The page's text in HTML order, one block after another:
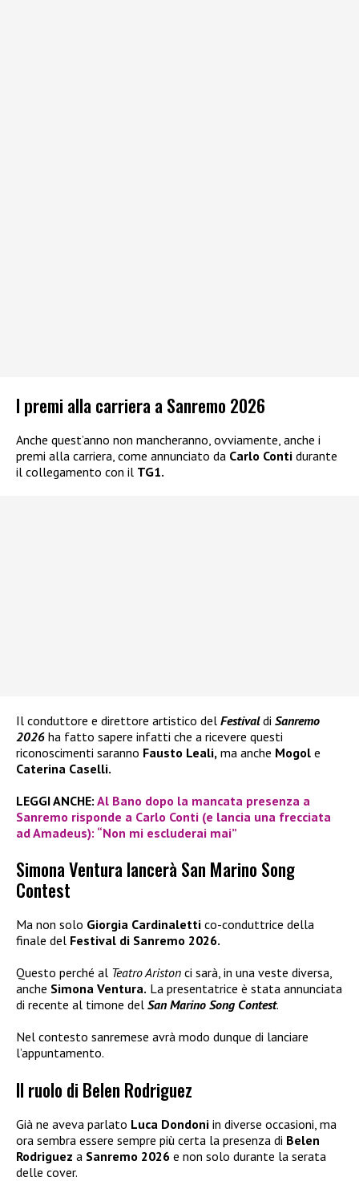
I premi alla carriera a Sanremo 2026
Anche quest’anno non mancheranno, ovviamente, anche i
premi alla carriera, come annunciato da Carlo Conti durante
il collegamento con il TG1.
Il conduttore e direttore artistico del Festivaldi Sanremo
2026 ha fatto sapere infatti che a ricevere questi
riconoscimenti saranno Fausto Leali, ma anche Mogol e
Caterina Caselli.
LEGGI ANCHE: Al Bano dopo la mancata presenza a
Sanremo risponde a Carlo Conti (e lancia una frecciata
ad Amadeus): “Non mi escluderai mai”
Simona Ventura lancerà San Marino Song
Contest
Ma non solo Giorgia Cardinaletti co-conduttrice della
finale del Festival di Sanremo 2026.
Questo perché al Teatro Ariston ci sarà, in una veste diversa,
anche Simona Ventura. La presentatrice è stata annunciata
di recente al timone del San Marino Song Contest.
Nel contesto sanremese avrà modo dunque di lanciare
l’appuntamento.
Il ruolo di Belen Rodriguez
Già ne aveva parlato Luca Dondoni in diverse occasioni, ma
ora sembra essere sempre più certa la presenza di Belen
Rodriguez a Sanremo 2026 e non solo durante la serata
delle cover.